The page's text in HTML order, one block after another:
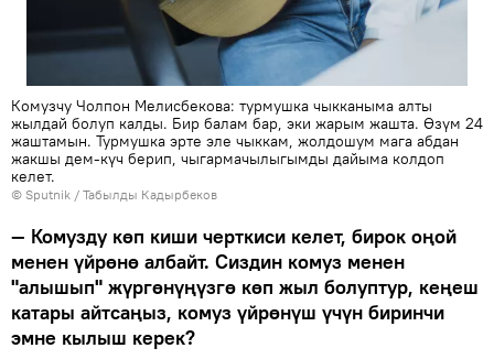
Комузчу Чолпон Мелисбекова: турмушка чыкканыма алты
жылдай болуп калды. Бир балам бар, эки жарым жашта. Өзүм 24
жаштамын. Турмушка эрте эле чыккам, жолдошум мага абдан
жакшы дем-күч берип, чыгармачылыгымды дайыма колдоп
келет.
© Sputnik / Табылды Кадырбеков
— Комузду көп киши черткиси келет, бирок оңой
менен үйрөнө албайт. Сиздин комуз менен
"алышып" жүргөнүңүзгө көп жыл болуптур, кеңеш
катары айтсаңыз, комуз үйрөнүш үчүн биринчи
эмне кылыш керек?